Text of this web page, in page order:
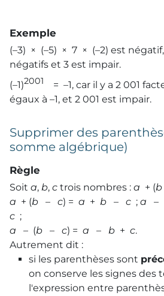
Exemple
(–3) × (–5) × 7 × (–2) est
négatifs et 3 est impair.
(–1)2001 = –1, car il y a 2 001
égaux à –1, et 2 001 est impair.
Supprimer des
somme algébrique)
Règle
Soit a, b, c trois nombres : a + (b
a + (b – c) = a + b – c ; a –
c ;
a – (b – c) = a – b + c.
Autrement dit :
si les parenthèses sont
on conserve les signes des
l'expression entre